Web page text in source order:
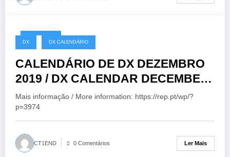
28/11/2019
DX DX CALENDÁRIO
CALENDÁRIO DE DX DEZEMBRO
2019 / DX CALENDAR DECEMBER
2019
Mais informação / More information: https://rep.pt/wp/?
p=3974
CT1END 0 Comentários Ler Mais